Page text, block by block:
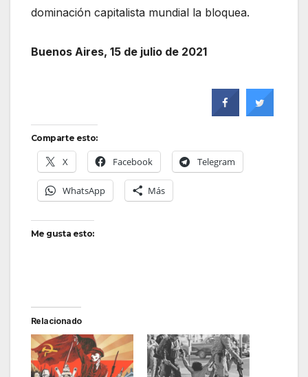
dominación capitalista mundial la bloquea.
Buenos Aires, 15 de julio de 2021
Comparte esto:
X Facebook Telegram
WhatsApp Más
Me gusta esto:
Relacionado